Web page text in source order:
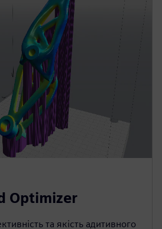
Optimizer
та якість адитивного